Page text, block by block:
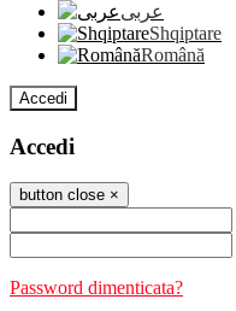
عربى
Shqiptare
Română
Accedi
Accedi
button close ×
Password dimenticata?